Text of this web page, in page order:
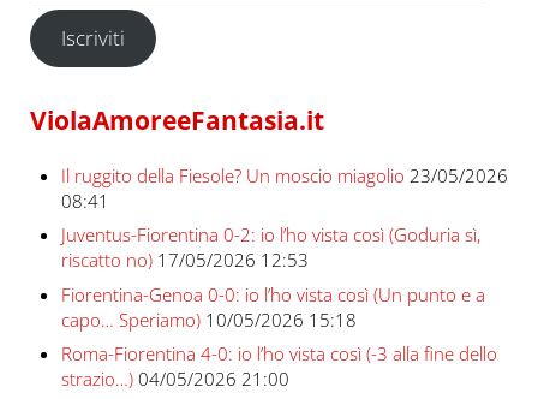
Iscriviti
ViolaAmoreeFantasia.it
Il ruggito della Fiesole? Un moscio miagolio 23/05/2026
08:41
Juventus-Fiorentina 0-2: io l’ho vista così (Goduria sì,
riscatto no) 17/05/2026 12:53
Fiorentina-Genoa 0-0: io l’ho vista così (Un punto e a
capo… Speriamo) 10/05/2026 15:18
Roma-Fiorentina 4-0: io l’ho vista così (-3 alla fine dello
strazio…) 04/05/2026 21:00